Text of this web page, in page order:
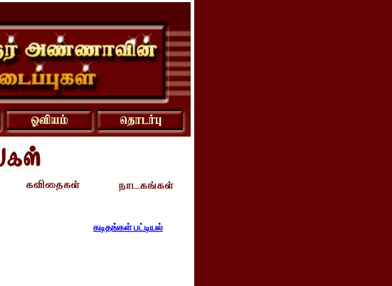
கடிதங்கள் பட்டியல்